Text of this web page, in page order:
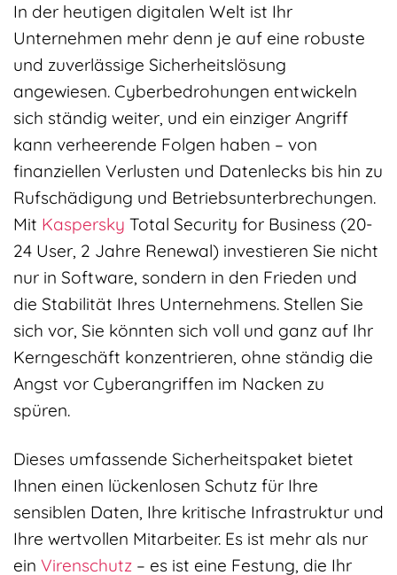
In der heutigen digitalen Welt ist Ihr
Unternehmen mehr denn je auf eine robuste
und zuverlässige Sicherheitslösung
angewiesen. Cyberbedrohungen entwickeln
sich ständig weiter, und ein einziger Angriff
kann verheerende Folgen haben – von
finanziellen Verlusten und Datenlecks bis hin zu
Rufschädigung und Betriebsunterbrechungen.
Mit Kaspersky Total Security for Business (20-
24 User, 2 Jahre Renewal) investieren Sie nicht
nur in Software, sondern in den Frieden und
die Stabilität Ihres Unternehmens. Stellen Sie
sich vor, Sie könnten sich voll und ganz auf Ihr
Kerngeschäft konzentrieren, ohne ständig die
Angst vor Cyberangriffen im Nacken zu
spüren.
Dieses umfassende Sicherheitspaket bietet
Ihnen einen lückenlosen Schutz für Ihre
sensiblen Daten, Ihre kritische Infrastruktur und
Ihre wertvollen Mitarbeiter. Es ist mehr als nur
ein Virenschutz – es ist eine Festung, die Ihr